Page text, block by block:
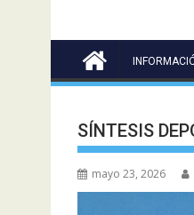
SÍNTESIS
mayo 23, 2026